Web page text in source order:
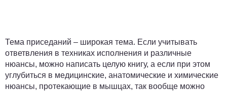
Тема приседаний – широкая тема. Если учитывать
ответвления в техниках исполнения и различные
нюансы, можно написать целую книгу, а если при этом
углубиться в медицинские, анатомические и химические
нюансы, протекающие в мышцах, так вообще можно